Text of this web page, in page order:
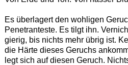
Es überlagert den wohligen
Penetranteste. Es tilgt ihn.
gierig, bis nichts mehr übrig ist.
die Härte dieses Geruchs
legt sich auf diesen Geruch.